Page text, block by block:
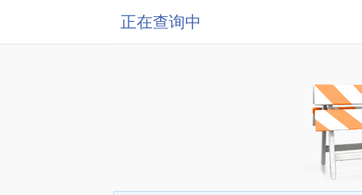
正在查询中